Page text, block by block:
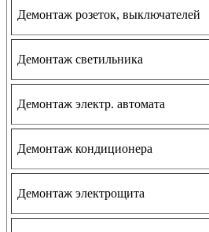
Демонтаж розеток, выключателей
Демонтаж светильника
Демонтаж электр. автомата
Демонтаж кондиционера
Демонтаж электрощита